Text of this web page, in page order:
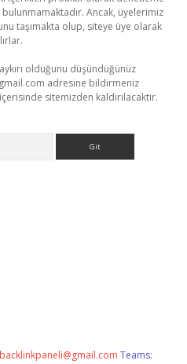
Ancak, üyelerimiz
taşımakta olup, siteye üye olarak
olduğunu düşündüğünüz
adresine bildirmeniz
sitemizden kaldırılacaktır.
backlinkpaneli@gmail.com Teams: